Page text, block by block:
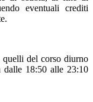
eventuali crediti
del corso diurno
dalle 18:50 alle 23:10